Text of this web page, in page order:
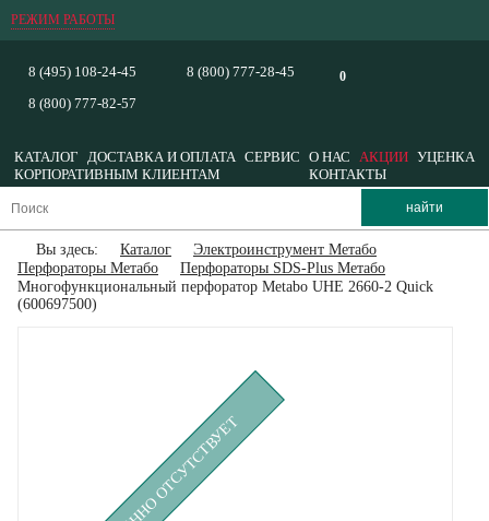
РЕЖИМ РАБОТЫ
0
8 (495) 108-24-45
8 (800) 777-82-57
8 (800) 777-28-45
КАТАЛОГ ДОСТАВКА И ОПЛАТА СЕРВИС О НАС АКЦИИ УЦЕНКА
КОРПОРАТИВНЫМ КЛИЕНТАМ
КОНТАКТЫ
Вы здесь: Каталог
Электроинструмент Метабо
Перфораторы Метабо
Перфораторы SDS-Plus Метабо
Многофункциональный перфоратор Metabo UHE 2660-2 Quick
(600697500)
ВРЕМЕННО ОТСУТСТВУЕТ